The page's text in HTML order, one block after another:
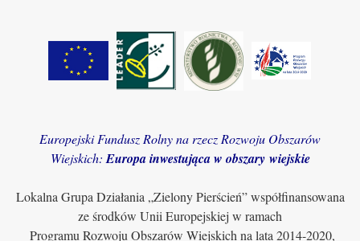
Europejski Fundusz Rolny na rzecz Rozwoju Obszarów
Wiejskich: Europa inwestująca w obszary wiejskie
Lokalna Grupa Działania „Zielony Pierścień” współfinansowana
ze środków Unii Europejskiej w ramach
Programu Rozwoju Obszarów Wiejskich na lata 2014-2020,